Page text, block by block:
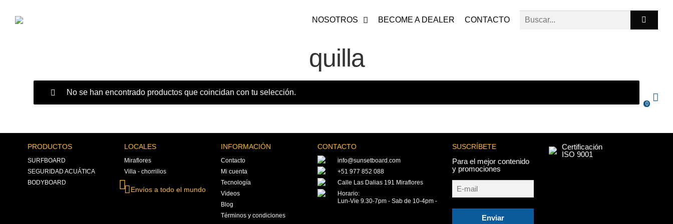
NOSOTROS BECOME A DEALER CONTACTO
quilla
No se han encontrado productos que coincidan con tu selección.
PRODUCTOS
SURFBOARD
SEGURIDAD ACUÁTICA
BODYBOARD
LOCALES
Miraflores
Villa - chorrillos
Envíos a todo el mundo
INFORMACIÓN
Contacto
Mi cuenta
Tecnología
Videos
Blog
Términos y condiciones
CONTACTO
info@sunsetboard.com
+51 977 852 088
Calle Las Dalias 191 Miraflores
Horario:
Lun-Vie 9.30-7pm - Sab de 10-4pm -
SUSCRÍBETE
Para el mejor contenido
y promociones
Enviar
Certificación
ISO 9001
0